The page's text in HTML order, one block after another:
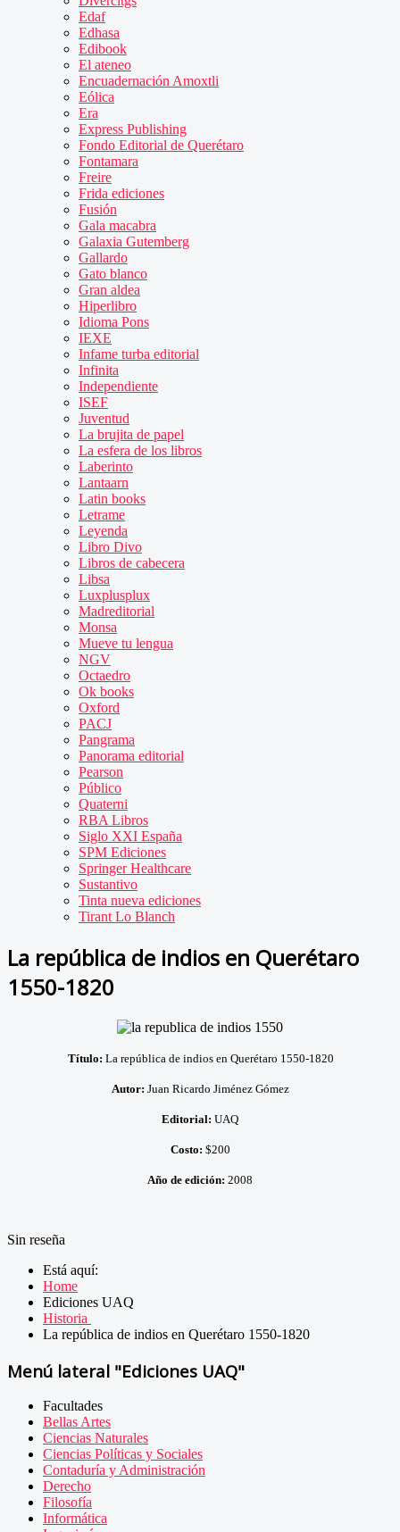
Edaf
Edhasa
Edibook
El ateneo
Encuadernación Amoxtli
Eólica
Era
Express Publishing
Fondo Editorial de Querétaro
Fontamara
Freire
Frida ediciones
Fusión
Gala macabra
Galaxia Gutemberg
Gallardo
Gato blanco
Gran aldea
Hiperlibro
Idioma Pons
IEXE
Infame turba editorial
Infinita
Independiente
ISEF
Juventud
La brujita de papel
La esfera de los libros
Laberinto
Lantaarn
Latin books
Letrame
Leyenda
Libro Divo
Libros de cabecera
Libsa
Luxplusplux
Madreditorial
Monsa
Mueve tu lengua
NGV
Octaedro
Ok books
Oxford
PACJ
Pangrama
Panorama editorial
Pearson
Público
Quaterni
RBA Libros
Siglo XXI España
SPM Ediciones
Springer Healthcare
Sustantivo
Tinta nueva ediciones
Tirant Lo Blanch
La república de indios en Querétaro
1550-1820
Título: La república de indios en Querétaro 1550-1820
Autor: Juan Ricardo Jiménez Gómez
Editorial: UAQ
Costo: $200
Año de edición: 2008
Sin reseña
Está aquí:
Home
Ediciones UAQ
Historia
La república de indios en Querétaro 1550-1820
Menú lateral "Ediciones UAQ"
Facultades
Bellas Artes
Ciencias Naturales
Ciencias Políticas y Sociales
Contaduría y Administración
Derecho
Filosofía
Informática